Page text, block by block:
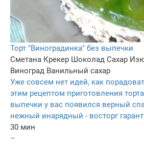
Торт "Виноградинка" без выпечки
Сметана Крекер Шоколад Сахар
Виноград Ванильный сахар
Уже совсем нет идей, как
этим рецептом приготовления
выпечки у вас появился верный
нежный инарядный - восторг
30 мин
–